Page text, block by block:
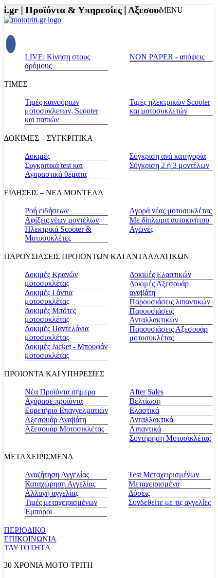
|Προϊόντα & Υπηρεσίες |Αξεσουάρ Αναβάτη
MENU
LIVE: Κίνηση στους
δρόμους
NON PAPER - απόψεις
ΤΙΜΕΣ
Τιμές καινούριων
μοτοσυκλετών, Scooter
και παπιών
Τιμές ηλεκτρικών Scooter
και μοτοσυκλετών
ΔΟΚΙΜΕΣ – ΣΥΓΚΡΙΤΙΚΑ
Δοκιμές
Συγκριτικά test και
Αγοραστικά θέματα
Σύγκριση ανά κατηγορία
Σύγκριση 2 ή 3 μοντέλων
ΕΙΔΗΣΕΙΣ – ΝΕΑ ΜΟΝΤΕΛΑ
Ροή ειδήσεων
Αφίξεις νέων μοντέλων
Ηλεκτρικά Scooter &
Μοτοσυκλέτες
Αγορά νέας μοτοσυκλέτας
Με δίπλωμα αυτοκινήτου
Αγώνες
ΠΑΡΟΥΣΙΑΣΕΙΣ ΠΡΟΙΟΝΤΩΝ ΚΑΙ ΑΝΤΑΛΛΑΤΙΚΩΝ
Δοκιμές Κρανών
μοτοσυκλέτας
Δοκιμές Γάντια
μοτοσυκλέτας
Δοκιμές Μπότες
μοτοσυκλέτας
Δοκιμές Παντελόνια
μοτοσυκλέτας
Δοκιμές Jacket - Μπουφάν
μοτοσυκλέτας
Δοκιμές Ελαστικών
Δοκιμές Αξεσουάρ
αναβάτη
Παρουσιάσεις λιπαντικών
Παρουσιάσεις
Ανταλλακτικών
Παρουσιάσεις Αξεσουάρ
μοτοσυκλέτας
ΠΡΟΙΟΝΤΑ ΚΑΙ ΥΠΗΡΕΣΙΕΣ
Νέα Προϊόντα σήμερα
Αγόρασε προϊόντα
Ευρετήριο Επαγγελματιών
Αξεσουάρ Αναβάτη
Αξεσουάρ Μοτοσικλέτας
Αfter Sales
Βελτίωση
Ελαστικά
Ανταλλακτικά
Λιπαντικά
Συντήρηση Μοτοσικλέτας
ΜΕΤΑΧΕΙΡΙΣΜΕΝΑ
Αναζήτηση Αγγελίας
Καταχώρηση Αγγελίας
Αλλαγή αγγελίας
Τιμές μεταχειρισμένων
Έμποροι
Test Μεταχειρισμένων
Μεταχειρισμένα
Δόσεις
Συνδεθείτε με τις αγγελίες
ΠΕΡΙΟΔΙΚΟ
ΕΠΙΚΟΙΝΩΝΙΑ
ΤΑΥΤΟΤΗΤΑ
30 ΧΡΟΝΙΑ MOTO ΤΡΙΤΗ